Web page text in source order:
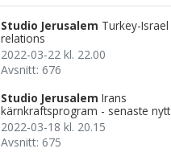
Studio Jerusalem Turkey-Israel
relations
2022-03-22 kl. 22.00
Avsnitt: 676
Studio Jerusalem Irans
kärnkraftsprogram - senaste nytt
2022-03-18 kl. 20.15
Avsnitt: 675